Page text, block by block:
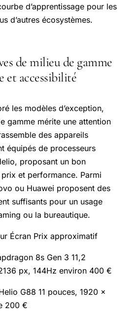
d’apprentissage pour les
d’autres écosystèmes.
de milieu de gamme
et accessibilité
les modèles d’exception,
gamme mérite une attention
des appareils
équipés de processeurs
proposant un bon
et performance. Parmi
ou Huawei proposent des
suffisants pour un usage
ou la bureautique.
Écran Prix approximatif
8s Gen 3 11,2
px, 144Hz environ 400 €
G88 11 pouces, 1920 x
200 €